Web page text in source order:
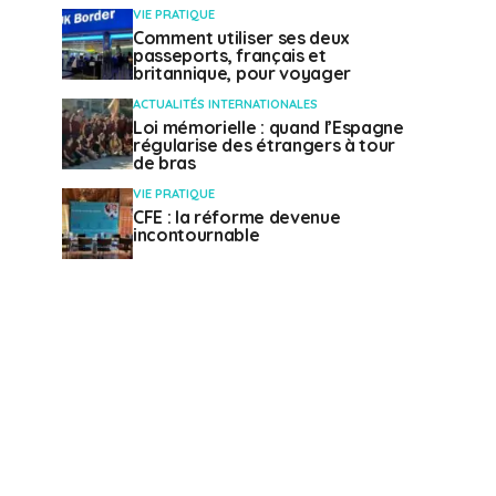
VIE PRATIQUE
Comment utiliser ses deux
passeports, français et
britannique, pour voyager
ACTUALITÉS INTERNATIONALES
Loi mémorielle : quand l’Espagne
régularise des étrangers à tour
de bras
VIE PRATIQUE
CFE : la réforme devenue
incontournable